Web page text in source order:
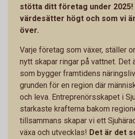
stötta ditt företag under 2025!
värdesätter högt och som vi
över.
Varje företag som växer, ställer
nytt skapar ringar på vattnet. Det
som bygger framtidens
grunden för en region där
och leva. Entreprenörsskapet i
starkaste krafterna bakom
tillsammans skapar vi ett
växa och utvecklas! Det är det